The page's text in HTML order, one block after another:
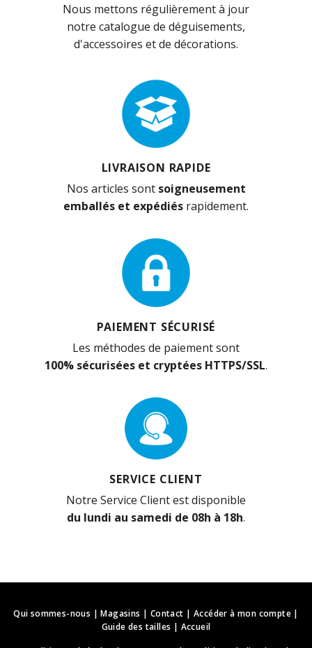
Nous mettons régulièrement à jour
notre catalogue de déguisements,
d'accessoires et de décorations.
LIVRAISON RAPIDE
Nos articles sont soigneusement
emballés et expédiés rapidement.
PAIEMENT SÉCURISÉ
Les méthodes de paiement sont
100% sécurisées et cryptées HTTPS/SSL.
SERVICE CLIENT
Notre Service Client est disponible
du lundi au samedi de 08h à 18h.
Qui sommes-nous |Magasins | Contact | Accéder à mon compte|
Guide des tailles | Accueil